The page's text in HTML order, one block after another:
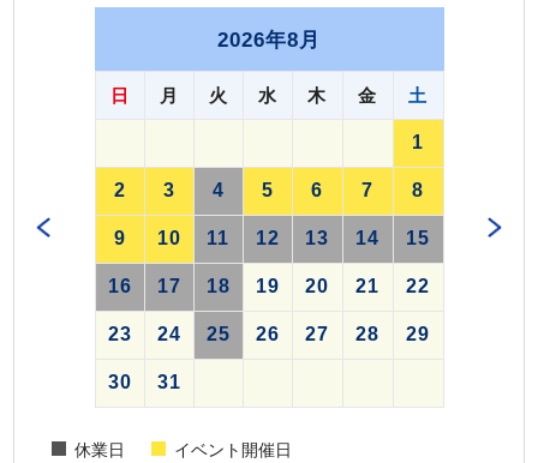
2026年8月
日 月 火 水 木 金 土
1
2 3 4 5 6 7 8
9 10 11 12 13 14 15
16 17 18 19 20 21 22
23 24 25 26 27 28 29
30 31
休業日 イベント開催日